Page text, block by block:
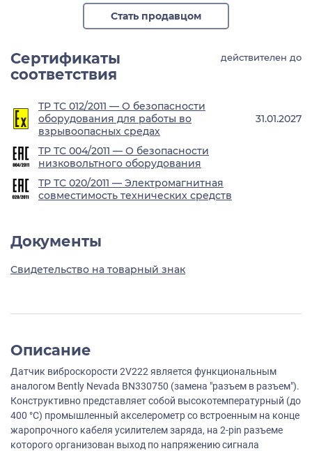
Стать продавцом
Сертификаты
соответствия
действителен до
ТР ТС 012/2011 — О безопасности
оборудования для работы во
взрывоопасных средах
31.01.2027
ТР ТС 004/2011 — О безопасности
низковольтного оборудования
ТР ТС 020/2011 — Электромагнитная
совместимость технических средств
Документы
Свидетельство на товарный знак
Описание
Датчик виброскорости 2V222 является функциональным
аналогом Bently Nevada BN330750 (замена "разъем в разъем").
Конструктивно представляет собой высокотемпературный (до
400 °С) промышленный акселерометр со встроенным на конце
жаропрочного кабеля усилителем заряда, на 2-pin разъеме
которого организован выход по напряжению сигнала